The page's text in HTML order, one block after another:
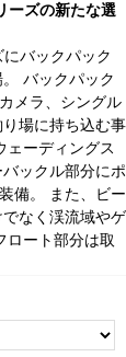
ーズの新たな選
バックパック
バックパック
メラ、シングル
場に持ち込む事
ェーディングス
ックル部分にポ
備。 また、ビー
なく渓流域やゲ
ロート部分は取